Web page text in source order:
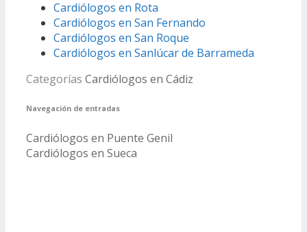
Cardiólogos en Rota
Cardiólogos en San Fernando
Cardiólogos en San Roque
Cardiólogos en Sanlúcar de Barrameda
Categorías Cardiólogos en Cádiz
Navegación de entradas
Cardiólogos en Puente Genil
Cardiólogos en Sueca